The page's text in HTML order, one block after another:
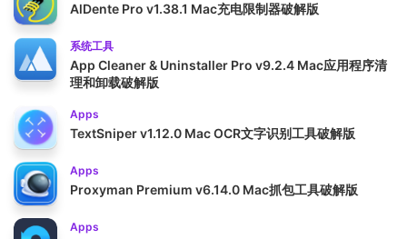
AlDente Pro v1.38.1 Mac充电限制器破解版
系统工具
App Cleaner & Uninstaller Pro v9.2.4 Mac应用程序清
理和卸载破解版
Apps
TextSniper v1.12.0 Mac OCR文字识别工具破解版
Apps
Proxyman Premium v6.14.0 Mac抓包工具破解版
Apps